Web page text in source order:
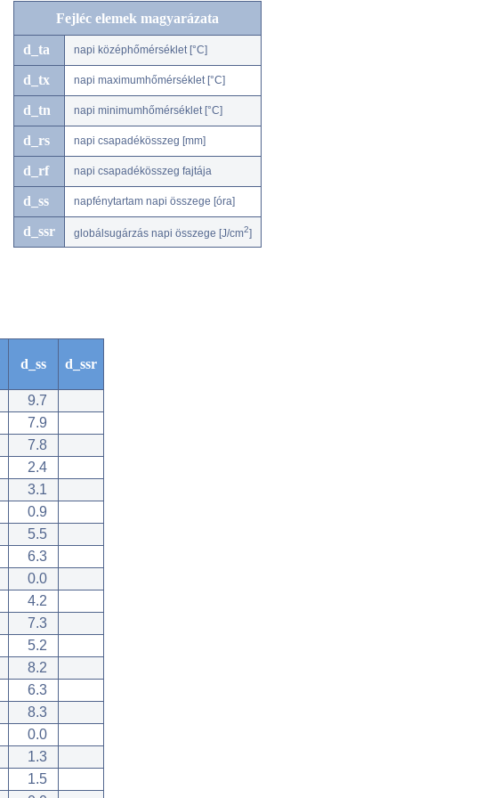
Fejléc elemek magyarázata
d_ta napi középhőmérséklet [°C]
d_tx napi maximumhőmérséklet [°C]
d_tn napi minimumhőmérséklet [°C]
d_rs napi csapadékösszeg [mm]
d_rf napi csapadékösszeg fajtája
d_ss napfénytartam napi összege [óra]
d_ssr globálsugárzás napi összege [J/cm2]
d_ss d_ssr
9.7
7.9
7.8
2.4
3.1
0.9
5.5
6.3
0.0
4.2
7.3
5.2
8.2
6.3
8.3
0.0
1.3
1.5